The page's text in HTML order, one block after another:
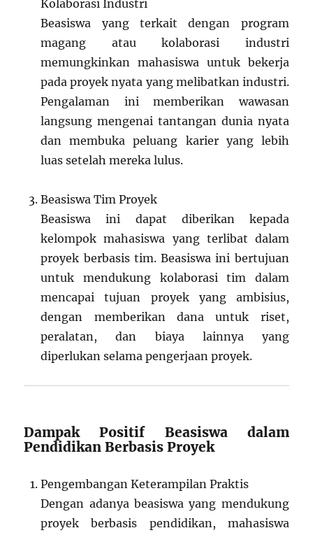
Kolaborasi Industri
Beasiswa yang terkait dengan program
magang atau kolaborasi industri
memungkinkan mahasiswa untuk bekerja
pada proyek nyata yang melibatkan industri.
Pengalaman ini memberikan wawasan
langsung mengenai tantangan dunia nyata
dan membuka peluang karier yang lebih
luas setelah mereka lulus.
Beasiswa Tim Proyek
Beasiswa ini dapat diberikan kepada
kelompok mahasiswa yang terlibat dalam
proyek berbasis tim. Beasiswa ini bertujuan
untuk mendukung kolaborasi tim dalam
mencapai tujuan proyek yang ambisius,
dengan memberikan dana untuk riset,
peralatan, dan biaya lainnya yang
diperlukan selama pengerjaan proyek.
Dampak Positif Beasiswa dalam
Pendidikan Berbasis Proyek
Pengembangan Keterampilan Praktis
Dengan adanya beasiswa yang mendukung
proyek berbasis pendidikan, mahasiswa